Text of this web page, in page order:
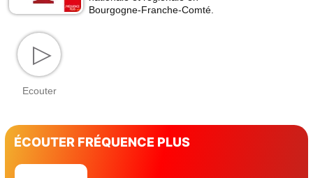
Bourgogne-Franche-Comté.
▷
Ecouter
ÉCOUTER FRÉQUENCE PLUS